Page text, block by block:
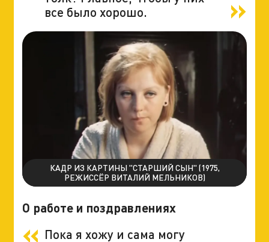
все было хорошо.
КАДР ИЗ КАРТИНЫ "СТАРШИЙ СЫН" (1975,
РЕЖИССЁР ВИТАЛИЙ МЕЛЬНИКОВ)
О работе и поздравлениях
Пока я хожу и сама могу